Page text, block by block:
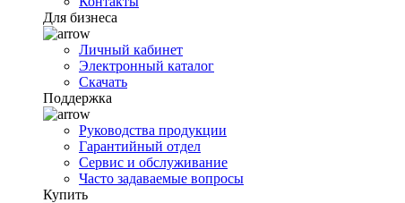
Для бизнеса
Личный кабинет
Электронный каталог
Скачать
Поддержка
Руководства продукции
Гарантийный отдел
Сервис и обслуживание
Часто задаваемые вопросы
Купить